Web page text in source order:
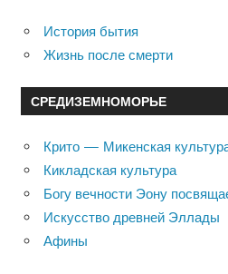
История бытия
Жизнь после смерти
СРЕДИЗЕМНОМОРЬЕ
Крито — Микенская
Кикладская культура
Богу вечности Эону
Искусство древней Эллады
Афины